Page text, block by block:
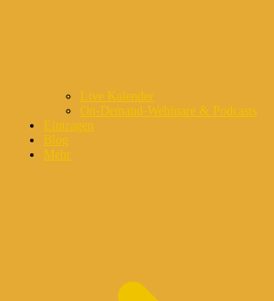
Live Kalender
On-Demand-Webinare & Podcasts
Eintragen
Blog
Mehr